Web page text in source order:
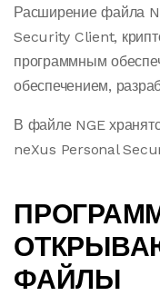
Расширение файла
Security Client,
программным
обеспечением,
В файле NGE
neXus Personal
ФАЙЛЫ